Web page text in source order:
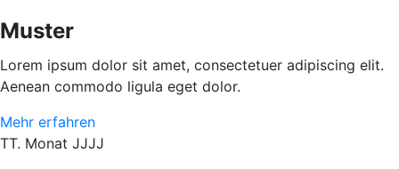
Muster
Lorem ipsum dolor sit amet, consectetuer adipiscing elit.
Aenean commodo ligula eget dolor.
Mehr erfahren
TT. Monat JJJJ